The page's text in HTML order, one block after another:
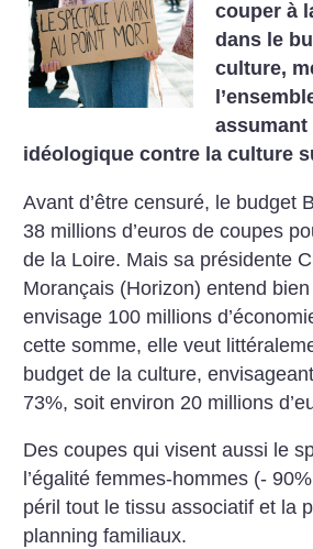
couper à
dans le
culture,
assumant
idéologique contre la culture
Avant d’être censuré, le ­budget
38 millions d’euros de coupes
de la Loire. Mais sa présidente
Morançais (Horizon) entend
envisage 100 millions
cette somme, elle veut
budget de la culture,
73%, soit environ 20 millions
Des coupes qui visent aussi le
l’égalité femmes-hommes (- 90%
péril tout le tissu associatif et la
planning familiaux.